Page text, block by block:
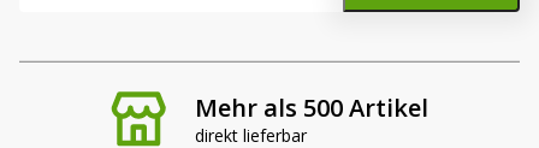
Mehr als 500 Artikel
direkt lieferbar